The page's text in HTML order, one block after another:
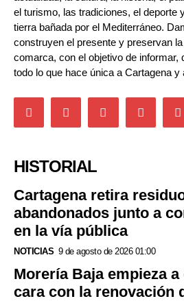
el turismo, las tradiciones, el deporte
tierra bañada por el Mediterráneo.
construyen el presente y preservan
comarca, con el objetivo de informar,
todo lo que hace única a Cartagena
HISTORIAL
Cartagena retira
abandonados junto a
en la vía pública
NOTICIAS 9 de agosto de 2026 01:00
Morería Baja empieza
cara con la renovación